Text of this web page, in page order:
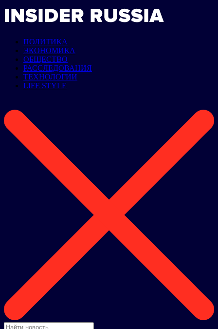
ПОЛИТИКА
ЭКОНОМИКА
ОБЩЕСТВО
РАССЛЕДОВАНИЯ
ТЕХНОЛОГИИ
LIFE STYLE